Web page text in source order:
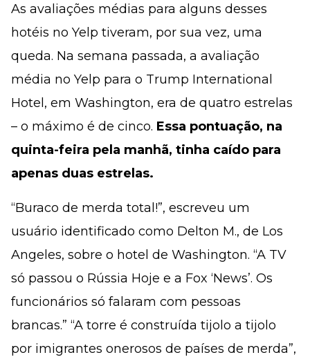
As avaliações médias para alguns desses
hotéis no Yelp tiveram, por sua vez, uma
queda. Na semana passada, a avaliação
média no Yelp para o Trump International
Hotel, em Washington, era de quatro estrelas
– o máximo é de cinco. Essa pontuação, na
quinta-feira pela manhã, tinha caído para
apenas duas estrelas.
“Buraco de merda total!”, escreveu um
usuário identificado como Delton M., de Los
Angeles, sobre o hotel de Washington. “A TV
só passou o Rússia Hoje e a Fox ‘News’. Os
funcionários só falaram com pessoas
brancas.” “A torre é construída tijolo a tijolo
por imigrantes onerosos de países de merda”,